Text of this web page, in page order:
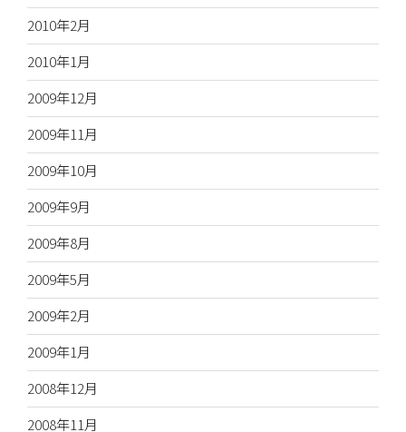
2010年2月
2010年1月
2009年12月
2009年11月
2009年10月
2009年9月
2009年8月
2009年5月
2009年2月
2009年1月
2008年12月
2008年11月